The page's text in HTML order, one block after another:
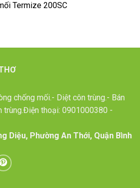
Termize 200SC
chống mối.- Diệt côn trùng.- Bán
trùng.Điện thoại: 0901000380 -
Diệu, Phường An Thới, Quận Bình